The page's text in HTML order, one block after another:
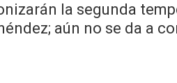
la segunda
aún no se da a